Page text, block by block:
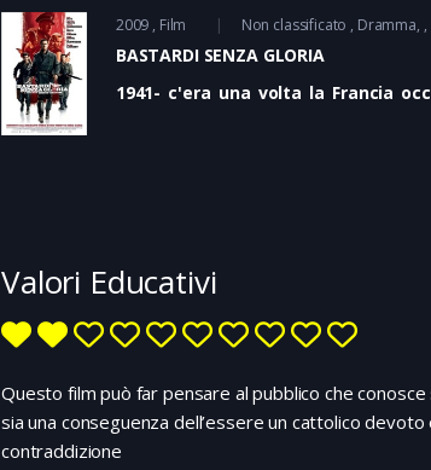
2009 Film Non classificato Dramma
BASTARDI SENZA GLORIA
1941- c'era una volta la Francia
per salvare la sua famiglia, rivela
nascondiglio; vengono tutti uccisi
la giovane Shosanna. Nel frattempo
paracadutato in Francia un
solo scopo di uccidere il maggior
possibile di soldati nazisti
loro scalpo come trofeo. 1944-
Valori Educativi
Questo film può far pensare al pubblico che
sia una conseguenza dell’essere un cattolico
contraddizione